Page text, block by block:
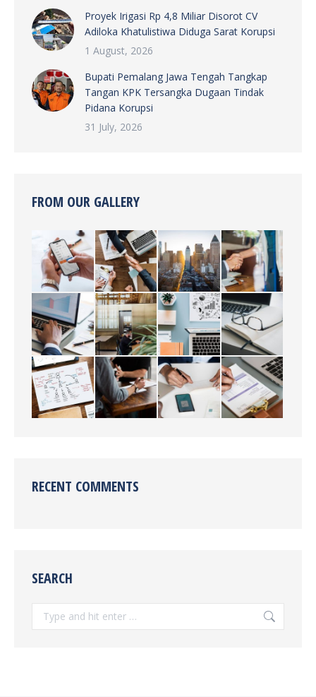
Proyek Irigasi Rp 4,8 Miliar Disorot CV
Adiloka Khatulistiwa Diduga Sarat Korupsi
1 August, 2026
Bupati Pemalang Jawa Tengah Tangkap
Tangan KPK Tersangka Dugaan Tindak
Pidana Korupsi
31 July, 2026
FROM OUR GALLERY
RECENT COMMENTS
SEARCH
Search: